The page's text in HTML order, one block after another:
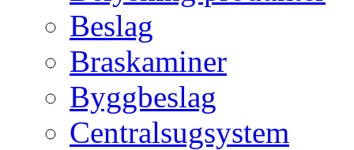
Beslag
Braskaminer
Byggbeslag
Centralsugsystem